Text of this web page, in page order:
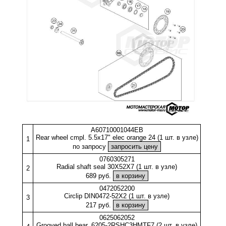
1
A60710001044EB
Rear wheel cmpl. 5.5x17" elec orange 24 (1 шт. в узле)
по запросу
2
0760305271
Radial shaft seal 30X52X7 (1 шт. в узле)
689 руб.
3
0472052200
Circlip DIN0472-52X2 (1 шт. в узле)
217 руб.
0625062052